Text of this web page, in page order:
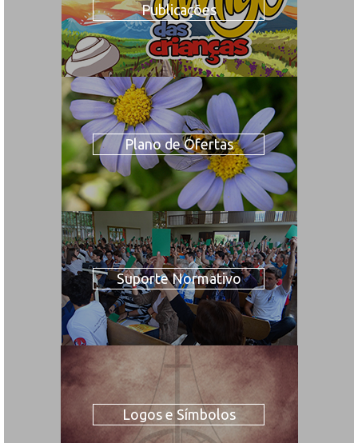
Publicações
Plano de Ofertas
Suporte Normativo
Logos e Símbolos